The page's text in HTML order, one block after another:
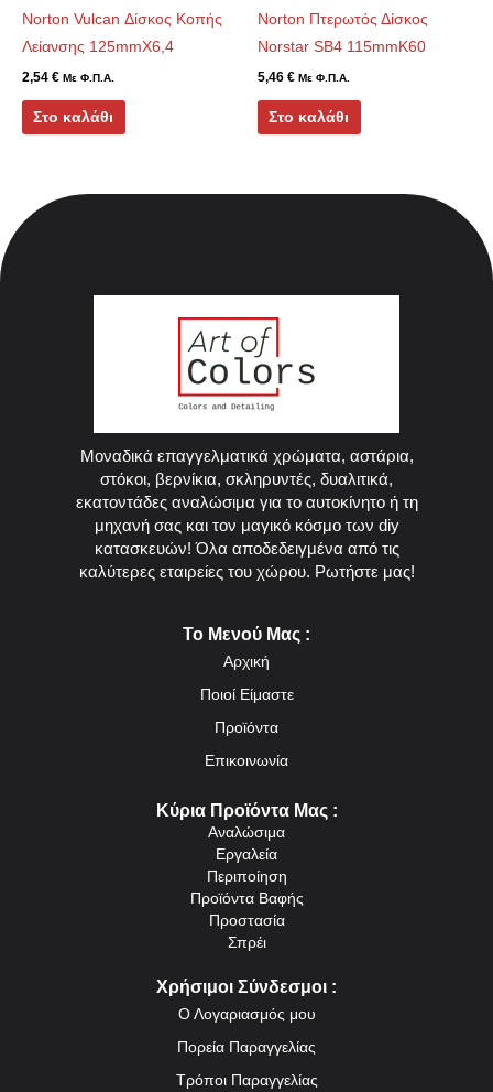
Norton Vulcan Δίσκος Κοπής
Λείανσης 125mmX6,4
2,54 € Με Φ.Π.Α.
Στο καλάθι
Norton Πτερωτός Δίσκος
Norstar SB4 115mmK60
5,46 € Με Φ.Π.Α.
Στο καλάθι
Μοναδικά επαγγελματικά χρώματα, αστάρια,
στόκοι, βερνίκια, σκληρυντές, δυαλιτικά,
εκατοντάδες αναλώσιμα για το αυτοκίνητο ή τη
μηχανή σας και τον μαγικό κόσμο των diy
κατασκευών! Όλα αποδεδειγμένα από τις
καλύτερες εταιρείες του χώρου. Ρωτήστε μας!
Το Μενού Μας :
Αρχική
Ποιοί Είμαστε
Προϊόντα
Επικοινωνία
Κύρια Προϊόντα Μας :
Αναλώσιμα
Εργαλεία
Περιποίηση
Προϊόντα Βαφής
Προστασία
Σπρέι
Χρήσιμοι Σύνδεσμοι :
Ο Λογαριασμός μου
Πορεία Παραγγελίας
Τρόποι Παραγγελίας